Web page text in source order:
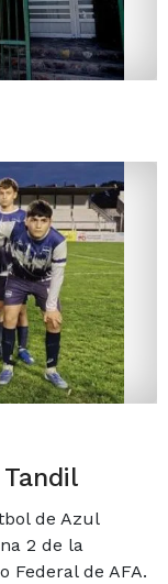
de Azul
2 de la
Federal de AFA.